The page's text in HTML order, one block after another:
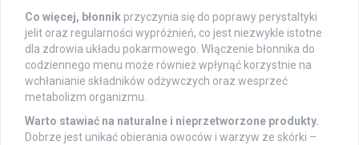
Co więcej, błonnik przyczynia się do poprawy perystaltyki
jelit oraz regularności wypróżnień, co jest niezwykle istotne
dla zdrowia układu pokarmowego. Włączenie błonnika do
codziennego menu może również wpłynąć korzystnie na
wchłanianie składników odżywczych oraz wesprzeć
metabolizm organizmu.
Warto stawiać na naturalne i nieprzetworzone produkty.
Dobrze jest unikać obierania owoców i warzyw ze skórki –